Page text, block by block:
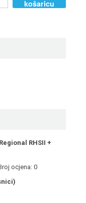
košaricu
RHSII +
ocjena: 0